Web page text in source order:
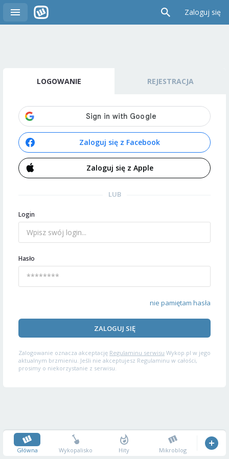
Zaloguj się
LOGOWANIE REJESTRACJA
Zaloguj się z Facebook
Zaloguj się z Apple
LUB
Login
Hasło
nie pamiętam hasła
ZALOGUJ SIĘ
Zalogowanie oznacza akceptację Regulaminu serwisu Wykop.pl w jego
aktualnym brzmieniu. Jeśli nie akceptujesz Regulaminu w całości,
prosimy o niekorzystanie z serwisu.
Główna Wykopalisko Hity Mikroblog